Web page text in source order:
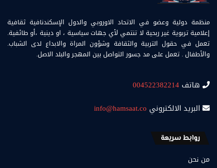
منظمة دولية وعضو في الاتحاد الاوروبي والدول الإسكندنافية ثقافية
إعلامية تربوية غير ربحية لا تنتمي لأي جهات سياسية ، او دينية ،أو طائفية.
تعمل في حقول التربية والثقافة وشؤون المراة والابداع لدى الشباب.
والأطفال . تعمل على مد جسور التواصل بين المهجر والبلد الاصل.
هاتف 004522382214
البريد الالكتروني info@hamsaat.co
روابط سريعة
من نحن